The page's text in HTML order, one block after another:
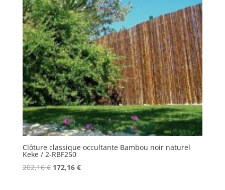
Clôture classique occultante Bambou noir naturel
Keke / 2-RBF250
202,16€ Le
172,16 €Le